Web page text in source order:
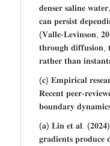
𝐝𝐞𝐧𝐬𝐞𝐫 𝐬𝐚𝐥𝐢𝐧𝐞
𝐜𝐚𝐧 𝐩𝐞𝐫𝐬𝐢𝐬𝐭
(𝐕𝐚𝐥𝐥𝐞-𝐋𝐞𝐯𝐢𝐧𝐬𝐨𝐧,
𝐭𝐡𝐫𝐨𝐮𝐠𝐡 𝐝𝐢𝐟𝐟𝐮𝐬𝐢𝐨𝐧,
𝐫𝐚𝐭𝐡𝐞𝐫 𝐭𝐡𝐚𝐧
(𝐜) 𝐄𝐦𝐩𝐢𝐫𝐢𝐜𝐚𝐥
𝐑𝐞𝐜𝐞𝐧𝐭 𝐩𝐞𝐞𝐫-
𝐛𝐨𝐮𝐧𝐝𝐚𝐫𝐲
(𝐚) 𝐋𝐢𝐧 𝐞𝐭 𝐚𝐥.
𝐠𝐫𝐚𝐝𝐢𝐞𝐧𝐭𝐬 𝐩𝐫𝐨𝐝𝐮𝐜𝐞